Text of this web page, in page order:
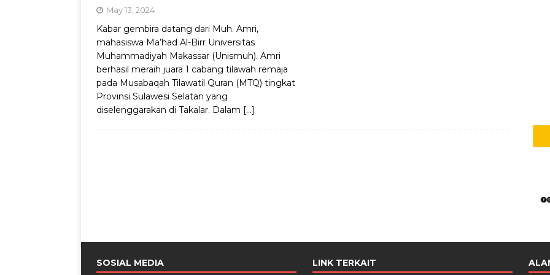
May 13, 2024
Kabar gembira datang dari Muh. Amri,
mahasiswa Ma’had Al-Birr Universitas
Muhammadiyah Makassar (Unismuh). Amri
berhasil meraih juara 1 cabang tilawah remaja
pada Musabaqah Tilawatil Quran (MTQ) tingkat
Provinsi Sulawesi Selatan yang
diselenggarakan di Takalar. Dalam […]
SOSIAL MEDIA LINK TERKAIT